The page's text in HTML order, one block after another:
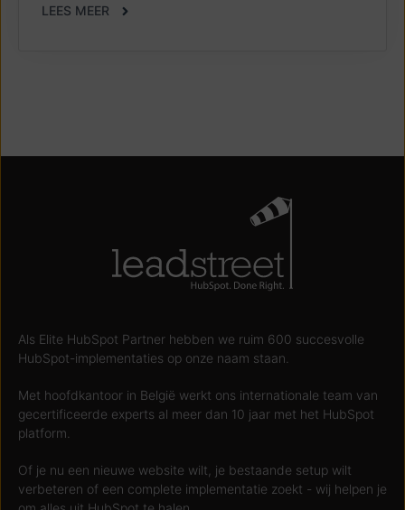
LEES MEER
Als Elite HubSpot Partner hebben we ruim 600 succesvolle
HubSpot-implementaties op onze naam staan.
Met hoofdkantoor in België werkt ons internationale team van
gecertificeerde experts al meer dan 10 jaar met het HubSpot
platform.
Of je nu een nieuwe website wilt, je bestaande setup wilt
verbeteren of een complete implementatie zoekt - wij helpen je